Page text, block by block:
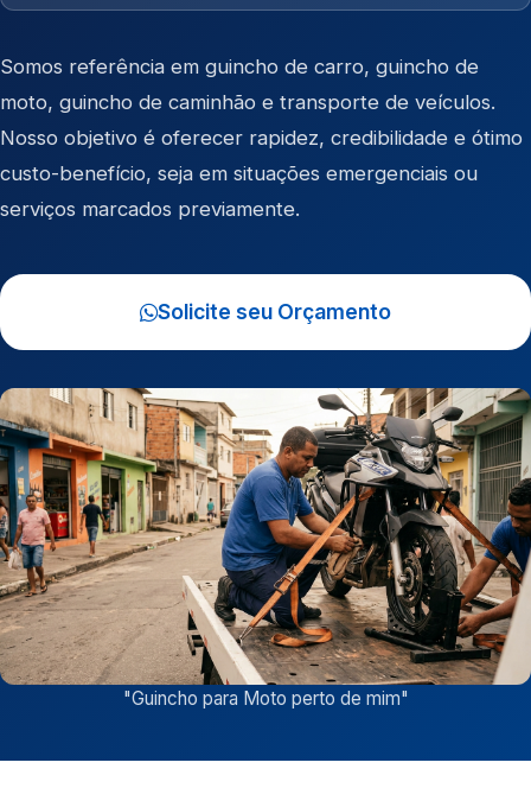
Somos referência em guincho de carro, guincho de
moto, guincho de caminhão e transporte de veículos.
Nosso objetivo é oferecer rapidez, credibilidade e ótimo
custo-benefício, seja em situações emergenciais ou
serviços marcados previamente.
Solicite seu Orçamento
"Guincho para Moto perto de mim"